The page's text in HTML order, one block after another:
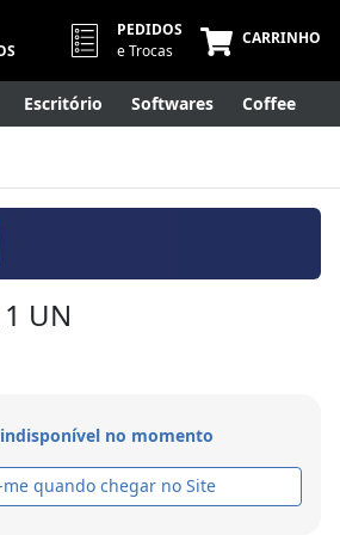
PEDIDOS
e Trocas
CARRINHO
Escritório Softwares Coffee
UN
no momento
me quando chegar no Site